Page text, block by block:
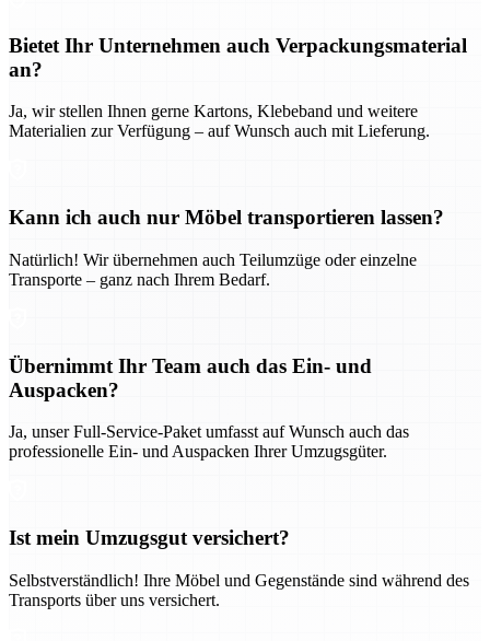
Bietet Ihr Unternehmen auch Verpackungsmaterial
an?
Ja, wir stellen Ihnen gerne Kartons, Klebeband und weitere
Materialien zur Verfügung – auf Wunsch auch mit Lieferung.
Kann ich auch nur Möbel transportieren lassen?
Natürlich! Wir übernehmen auch Teilumzüge oder einzelne
Transporte – ganz nach Ihrem Bedarf.
Übernimmt Ihr Team auch das Ein- und
Auspacken?
Ja, unser Full-Service-Paket umfasst auf Wunsch auch das
professionelle Ein- und Auspacken Ihrer Umzugsgüter.
Ist mein Umzugsgut versichert?
Selbstverständlich! Ihre Möbel und Gegenstände sind während des
Transports über uns versichert.